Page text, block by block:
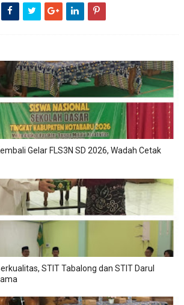
Gelar FLS3N SD 2026, Wadah Cetak
STIT Tabalong dan STIT Darul